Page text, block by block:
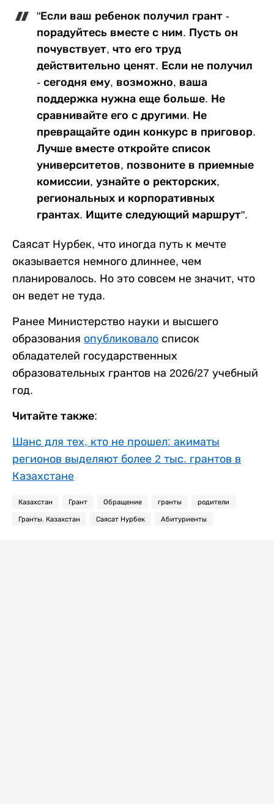
"Если ваш ребенок получил грант -
порадуйтесь вместе с ним. Пусть он
почувствует, что его труд
действительно ценят. Если не получил
- сегодня ему, возможно, ваша
поддержка нужна еще больше. Не
сравнивайте его с другими. Не
превращайте один конкурс в приговор.
Лучше вместе откройте список
университетов, позвоните в приемные
комиссии, узнайте о ректорских,
региональных и корпоративных
грантах. Ищите следующий маршрут".
Саясат Нурбек, что иногда путь к мечте
оказывается немного длиннее, чем
планировалось. Но это совсем не значит, что
он ведет не туда.
Ранее Министерство науки и высшего
образования опубликовало список
обладателей государственных
образовательных грантов на 2026/27 учебный
год.
Читайте также:
Шанс для тех, кто не прошел: акиматы
регионов выделяют более 2 тыс. грантов в
Казахстане
Казахстан Грант Обращение гранты родители
Гранты. Казахстан Саясат Нурбек Абитуриенты